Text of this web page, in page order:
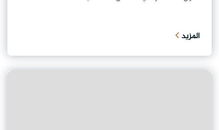
المزيد